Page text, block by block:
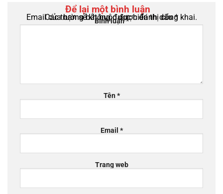
Để lại một bình luận
Email của bạn sẽ không được hiển thị công khai.
Các trường bắt buộc được đánh dấu*
Bình luận*
Tên*
Email *
Trang web